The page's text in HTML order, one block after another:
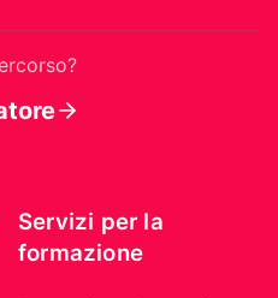
Servizi per la
formazione